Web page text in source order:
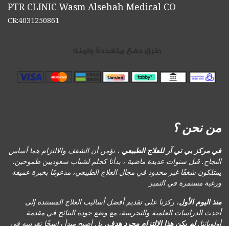
PTR CLINIC Wasm Alsehah Medical CO
CR:4031250861
من نحن ؟
في مركز بي تي آر للعلاج الطبيعي ، نؤمن أن الشغف والالتزام هما أساس
النجاح. قبل سنوات عديدة ماضية ، بدأنا كحلم لشباب سعوديين طموحين،
يمتلكون شغفًا غير محدود في مجال العلاج الطبيعي، مدعومًا بخبرة عميقة
ورغبة مستمرة في التميز
منذ اليوم الأول، ركزنا على تقديم أفضل أساليب العلاج المستندة إلى
أحدث الدراسات العلمية والتجريبية، مع وضع جودة النتائج في مقدمة
أولوياتنا.لم يكن هذا الالتزام مجرد هدف، بل أصبح مبدأ راسخًا نغرسه في